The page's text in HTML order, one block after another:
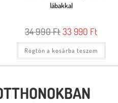
lábakkal
34 990Ft33 990 Ft
Rögtön a kosárba teszem